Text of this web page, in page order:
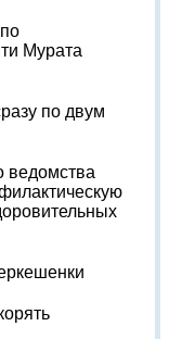
Мурата
по двум
ведомства